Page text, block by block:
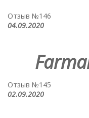
Отзыв №146
04.09.2020
Отзыв №145
02.09.2020